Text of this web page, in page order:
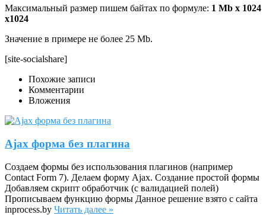
Максимальный размер пишем байтах по формуле: 1 Mb x 1024
x1024
Значение в примере не более 25 Mb.
[site-socialshare]
Похожие записи
Комментарии
Вложения
Ajax форма без плагина
Создаем формы без использования плагинов (например
Contact Form 7). Делаем форму Ajax. Создание простой формы
Добавляем скрипт обработчик (с валидацией полей)
Прописываем функцию формы Данное решение взято с сайта
inprocess.by Читать далее »